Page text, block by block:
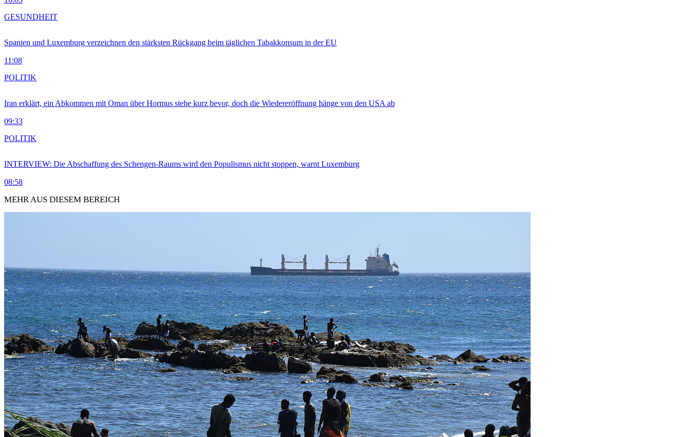
Spanien und Luxemburg verzeichnen den stärksten Rückgang beim täglichen Tabakkonsum in der EU
11:08
GESUNDHEIT
Iran erklärt, ein Abkommen mit Oman über Hormus stehe kurz bevor, doch die Wiedereröffnung hänge von den USA ab
09:33
POLITIK
INTERVIEW: Die Abschaffung des Schengen-Raums wird den Populismus nicht stoppen, warnt Luxemburg
08:58
POLITIK
MEHR AUS DIESEM BEREICH